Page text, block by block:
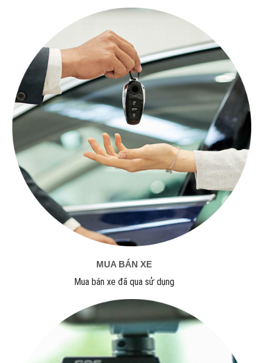
MUA BÁN XE
Mua bán xe đã qua sử dụng